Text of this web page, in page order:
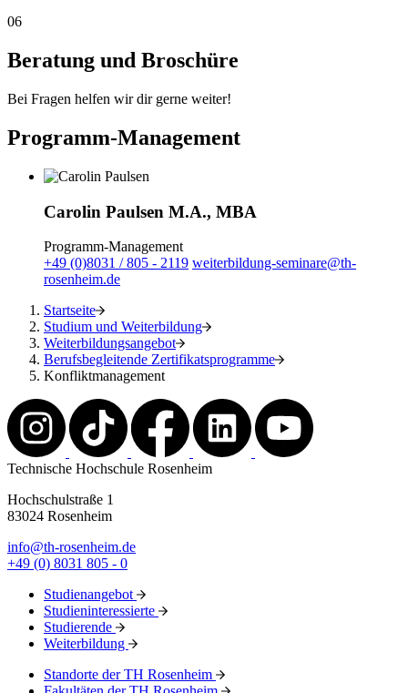
06
Beratung und Broschüre
Bei Fragen helfen wir dir gerne weiter!
Programm-Management
Carolin Paulsen M.A., MBA
Programm-Management
+49 (0)8031 / 805 - 2119 weiterbildung-seminare@th-
rosenheim.de
Startseite
Studium und Weiterbildung
Weiterbildungsangebot
Berufsbegleitende Zertifikatsprogramme
Konfliktmanagement
Technische Hochschule Rosenheim
Hochschulstraße 1
83024 Rosenheim
info@th-rosenheim.de
+49 (0) 8031 805 - 0
Studienangebot
Studieninteressierte
Studierende
Weiterbildung
Standorte der TH Rosenheim